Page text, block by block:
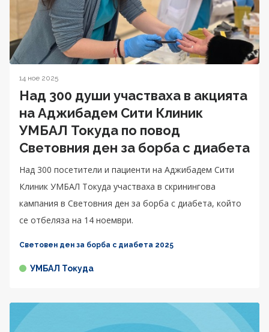
14 ное 2025
Над 300 души участваха в акцията
на Аджибадем Сити Клиник
УМБАЛ Токуда по повод
Световния ден за борба с диабета
Над 300 посетители и пациенти на Аджибадем Сити
Клиник УМБАЛ Токуда участваха в скринингова
кампания в Световния ден за борба с диабета, който
се отбеляза на 14 ноември.
Световен ден за борба с диабета 2025
УМБАЛ Токуда